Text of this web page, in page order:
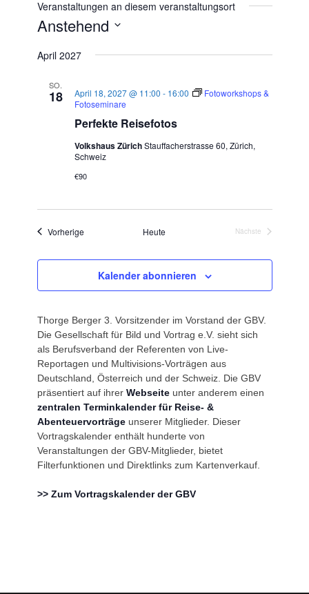
Veranstaltungen an diesem veranstaltungsort
Anstehend
wählen.
April 2027
SO.
18
Perfekte Reisefotos
April 18, 2027 @ 11:00 - 16:00
Fotoworkshops &
Fotoseminare
Volkshaus ZürichStauffacherstrasse 60, Zürich,
Schweiz
€90
VorherigeVeranstaltungenHeute
Nächste
Kalender abonnieren
Thorge Berger 3. Vorsitzender im Vorstand der GBV.
Die Gesellschaft für Bild und Vortrag e.V. sieht sich
als Berufsverband der Referenten von Live-
Reportagen und Multivisions-Vorträgen aus
Deutschland, Österreich und der Schweiz. Die GBV
präsentiert auf ihrer Webseiteunter anderem einen
zentralen Terminkalender für Reise- &
Abenteuervorträgeunserer Mitglieder. Dieser
Vortragskalender enthält hunderte von
Veranstaltungen der GBV-Mitglieder, bietet
Filterfunktionen und Direktlinks zum Kartenverkauf.
>> Zum Vortragskalender der GBV